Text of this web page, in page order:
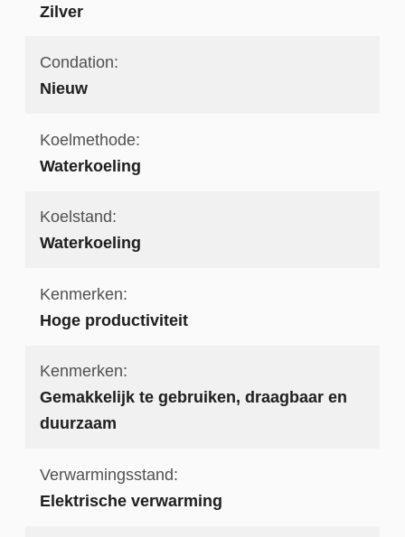
Zilver
Condation:
Nieuw
Koelmethode:
Waterkoeling
Koelstand:
Waterkoeling
Kenmerken:
Hoge productiviteit
Kenmerken:
Gemakkelijk te gebruiken, draagbaar en
duurzaam
Verwarmingsstand:
Elektrische verwarming